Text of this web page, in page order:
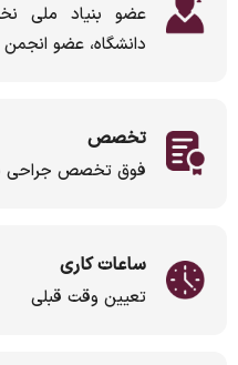
عضو بنیاد ملی
دانشگاه، عضو انجمن
تخصص
فوق تخصص جراحی
ساعات کاری
تعیین وقت قبلی